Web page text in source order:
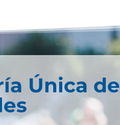
Única de